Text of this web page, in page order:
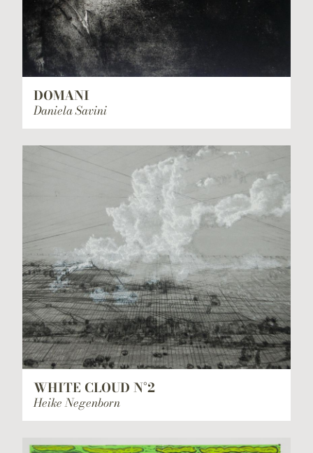
DOMANI
Daniela Savini
WHITE CLOUD N°2
Heike Negenborn